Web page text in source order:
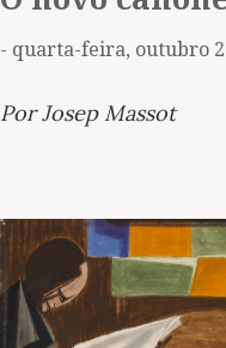
- quarta-feira, outubro
Por Josep Massot